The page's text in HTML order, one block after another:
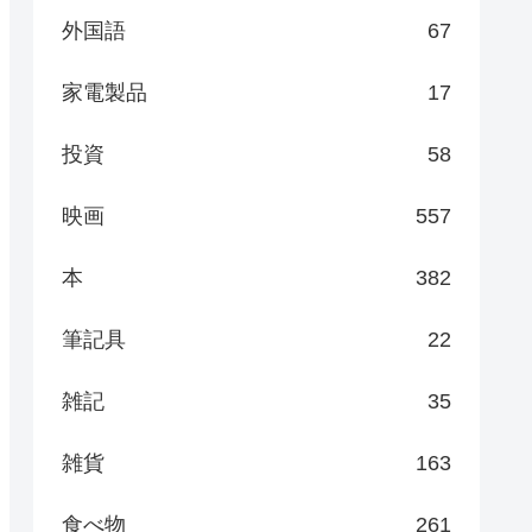
外国語 67
家電製品 17
投資 58
映画 557
本 382
筆記具 22
雑記 35
雑貨 163
食べ物 261